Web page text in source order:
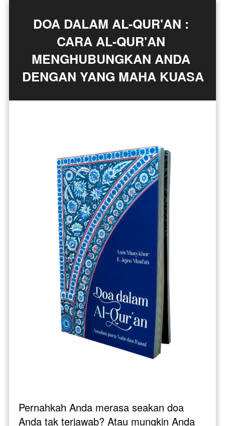
DOA DALAM AL-QUR'AN :
CARA AL-QUR'AN
MENGHUBUNGKAN ANDA
DENGAN YANG MAHA KUASA
Pernahkah Anda merasa seakan doa
Anda tak terjawab? Atau mungkin Anda